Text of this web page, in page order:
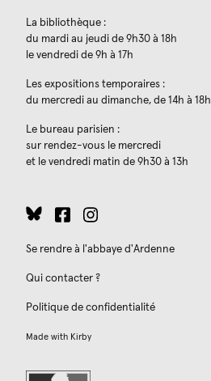
La bibliothèque :
du mardi au jeudi de 9h30 à 18h
le vendredi de 9h à 17h
Les expositions temporaires :
du mercredi au dimanche, de 14h à 18h
Le bureau parisien :
sur rendez-vous le mercredi
et le vendredi matin de 9h30 à 13h
Se rendre à l'abbaye d'Ardenne
Qui contacter ?
Politique de confidentialité
Made with Kirby